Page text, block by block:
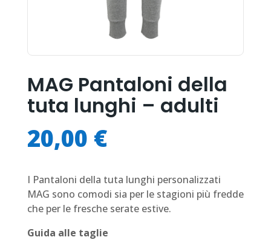
MAG Pantaloni della
tuta lunghi – adulti
20,00 €
I Pantaloni della tuta lunghi personalizzati
MAG sono comodi sia per le stagioni più fredde
che per le fresche serate estive.
Guida alle taglie